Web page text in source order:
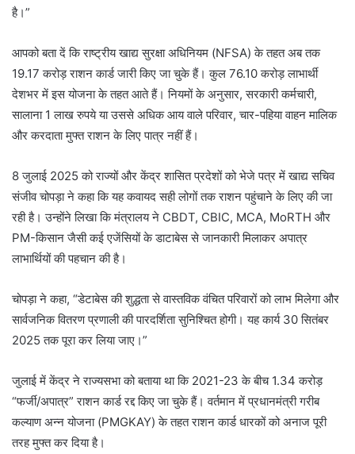
है।”
आपको बता दें कि राष्ट्रीय खाद्य सुरक्षा अधिनियम (NFSA) के तहत अब तक
19.17 करोड़ राशन कार्ड जारी किए जा चुके हैं। कुल 76.10 करोड़ लाभार्थी
देशभर में इस योजना के तहत आते हैं। नियमों के अनुसार, सरकारी कर्मचारी,
सालाना 1 लाख रुपये या उससे अधिक आय वाले परिवार, चार-पहिया वाहन मालिक
और करदाता मुफ्त राशन के लिए पात्र नहीं हैं।
8 जुलाई 2025 को राज्यों और केंद्र शासित प्रदेशों को भेजे पत्र में खाद्य सचिव
संजीव चोपड़ा ने कहा कि यह कवायद सही लोगों तक राशन पहुंचाने के लिए की जा
रही है। उन्होंने लिखा कि मंत्रालय ने CBDT, CBIC, MCA, MoRTH और
PM-किसान जैसी कई एजेंसियों के डाटाबेस से जानकारी मिलाकर अपात्र
लाभार्थियों की पहचान की है।
चोपड़ा ने कहा, “डेटाबेस की शुद्धता से वास्तविक वंचित परिवारों को लाभ मिलेगा और
सार्वजनिक वितरण प्रणाली की पारदर्शिता सुनिश्चित होगी। यह कार्य 30 सितंबर
2025 तक पूरा कर लिया जाए।”
जुलाई में केंद्र ने राज्यसभा को बताया था कि 2021-23 के बीच 1.34 करोड़
“फर्जी/अपात्र” राशन कार्ड रद्द किए जा चुके हैं। वर्तमान में प्रधानमंत्री गरीब
कल्याण अन्न योजना (PMGKAY) के तहत राशन कार्ड धारकों को अनाज पूरी
तरह मुफ्त कर दिया है।